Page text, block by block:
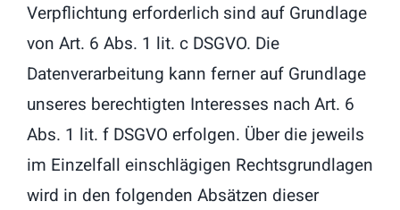
Verpflichtung erforderlich sind auf Grundlage
von Art. 6 Abs. 1 lit. c DSGVO. Die
Datenverarbeitung kann ferner auf Grundlage
unseres berechtigten Interesses nach Art. 6
Abs. 1 lit. f DSGVO erfolgen. Über die jeweils
im Einzelfall einschlägigen Rechtsgrundlagen
wird in den folgenden Absätzen dieser